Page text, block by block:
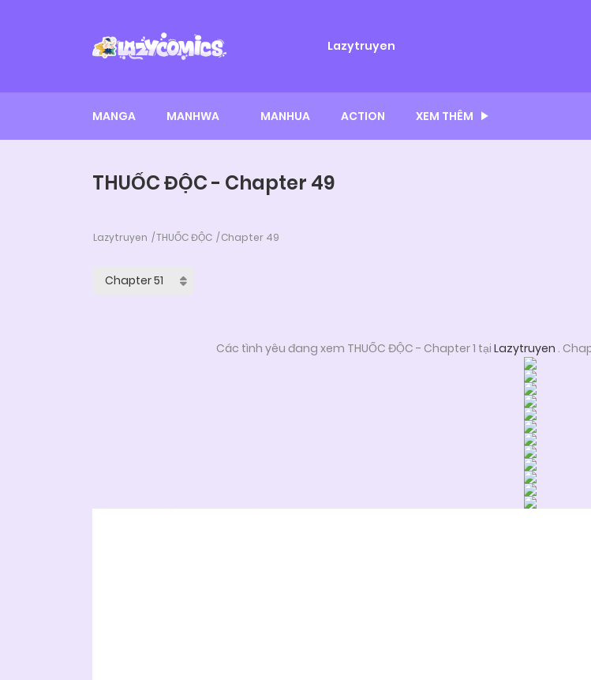
Lazytruyen
MANGA MANHWA MANHUA ACTION XEM THÊM
THUỐC ĐỘC - Chapter 49
Lazytruyen THUỐC ĐỘC Chapter 49
Các tình yêu đang xem THUỐC ĐỘC - Chapter 1 tại Lazytruyen .